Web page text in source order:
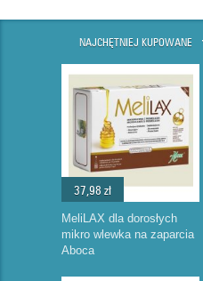
NAJCHĘTNIEJ KUPOWANE
37,98 zł
MeliLAX dla dorosłych
mikro wlewka na zaparcia
Aboca